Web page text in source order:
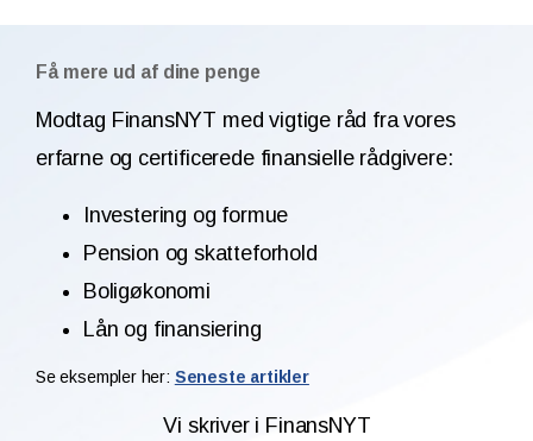
Få mere ud af dine penge
Modtag FinansNYT med vigtige råd fra vores
erfarne og certificerede finansielle rådgivere:
Investering og formue
Pension og skatteforhold
Boligøkonomi
Lån og finansiering
Se eksempler her: Seneste artikler
Vi skriver i FinansNYT